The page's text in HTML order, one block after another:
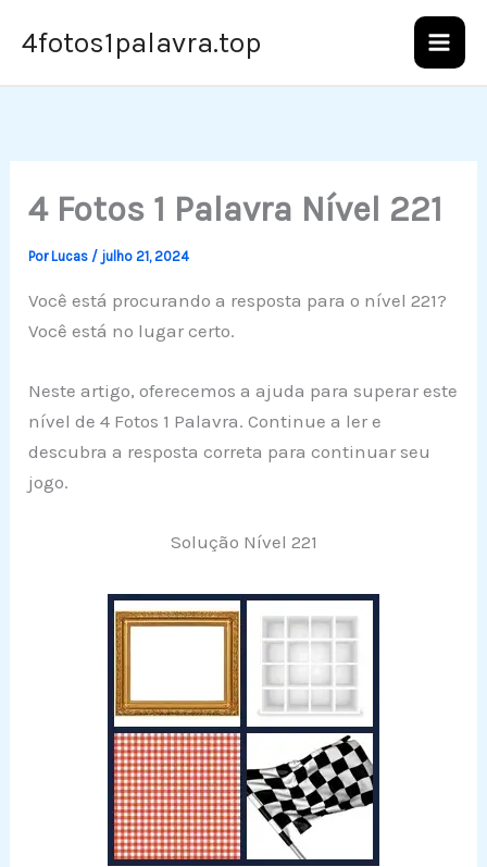
para4fotos1palavra.top
4 Fotos 1 Palavra Nível 221
PorLucas / julho 21, 2024
Você está procurando a resposta para o nível 221?
Você está no lugar certo.
Neste artigo, oferecemos a ajuda para superar este
nível de 4 Fotos 1 Palavra. Continue a ler e
descubra a resposta correta para continuar seu
jogo.
Solução Nível 221